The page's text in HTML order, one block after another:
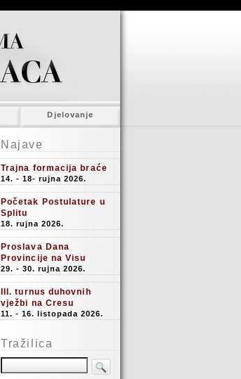
Djelovanje
Najave
Trajna formacija braće
14. - 18- rujna 2026.
Početak Postulature u
Splitu
18. rujna 2026.
Proslava Dana
Provincije na Visu
29. - 30. rujna 2026.
III. turnus duhovnih
vježbi na Cresu
11. - 16. listopada 2026.
Tražilica